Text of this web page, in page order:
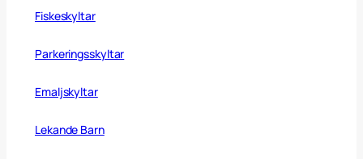
Fiskeskyltar
Parkeringsskyltar
Emaljskyltar
Lekande Barn